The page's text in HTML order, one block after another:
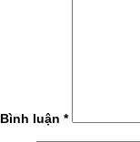
Bình luận *